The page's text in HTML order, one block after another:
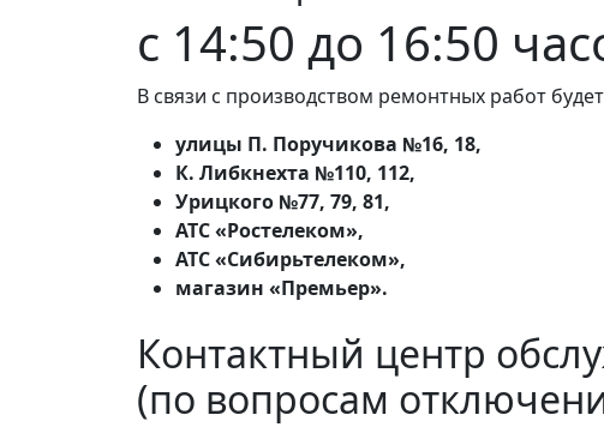
с 14:50 до 16:50
В связи с производством ремонтных работ
улицы П. Поручикова №16, 18,
К. Либкнехта №110, 112,
Урицкого №77, 79, 81,
АТС «Ростелеком»,
АТС «Сибирьтелеком»,
магазин «Премьер».
Контактный центр
(по вопросам